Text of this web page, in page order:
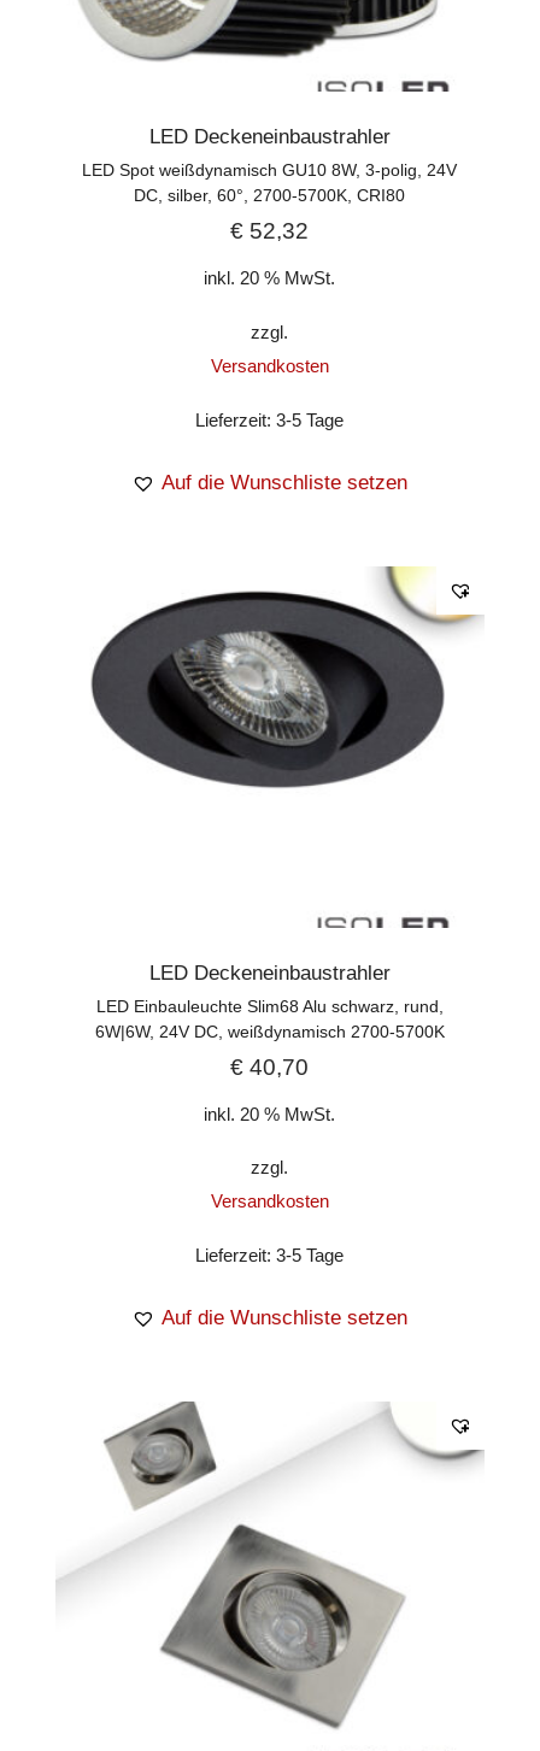
LED Deckeneinbaustrahler
LED Spot weißdynamisch GU10 8W, 3-polig, 24V
DC, silber, 60°, 2700-5700K, CRI80
€ 52,32
inkl. 20 % MwSt.
zzgl.
Versandkosten
Lieferzeit:3-5 Tage
Auf die Wunschliste setzen
LED Deckeneinbaustrahler
LED Einbauleuchte Slim68 Alu schwarz, rund,
6W|6W, 24V DC, weißdynamisch 2700-5700K
€ 40,70
inkl. 20 % MwSt.
zzgl.
Versandkosten
Lieferzeit:3-5 Tage
Auf die Wunschliste setzen